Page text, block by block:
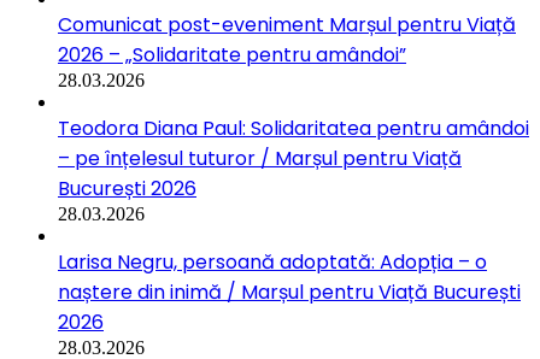
Comunicat post-eveniment Marșul pentru Viață
2026 – „Solidaritate pentru amândoi”
28.03.2026
Teodora Diana Paul: Solidaritatea pentru amândoi
– pe înțelesul tuturor / Marșul pentru Viață
București 2026
28.03.2026
Larisa Negru, persoană adoptată: Adopția – o
naștere din inimă / Marșul pentru Viață București
2026
28.03.2026